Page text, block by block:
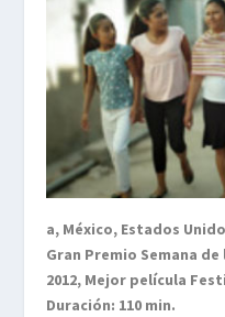
a, México, Estados
Gran Premio Semana
2012, Mejor película
Duración: 110 min.